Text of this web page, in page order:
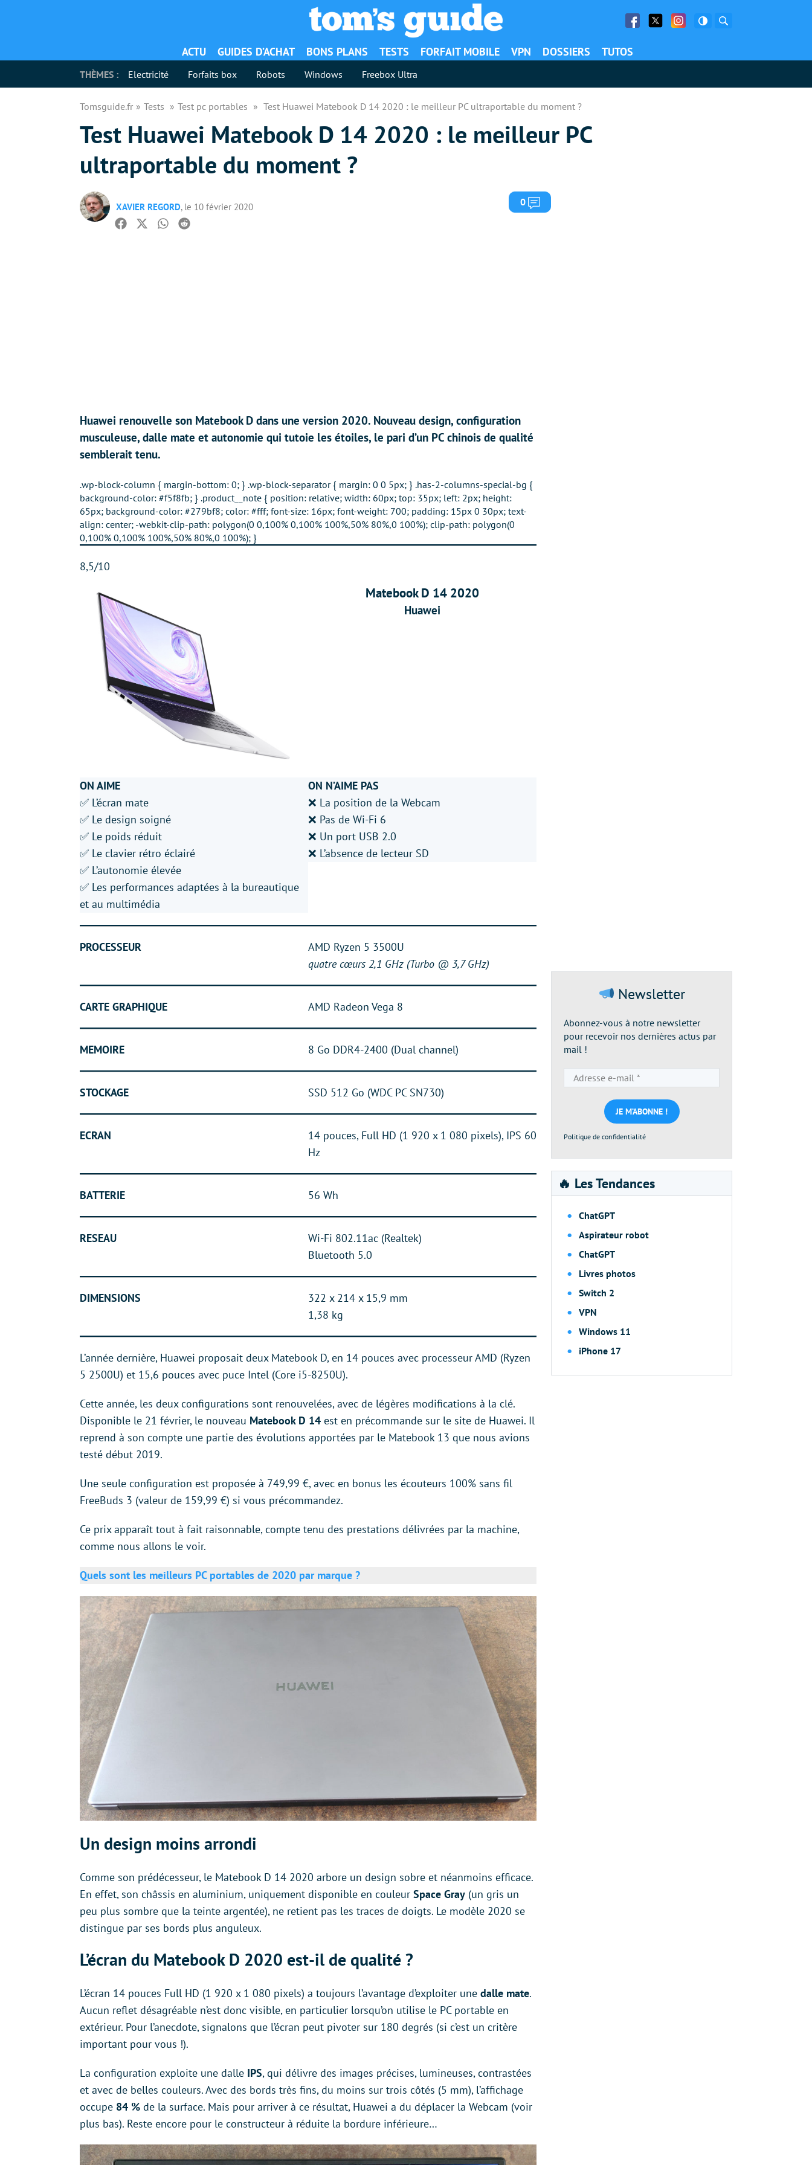
Facebook
Twitter Facebook
ACTU GUIDES D’ACHAT BONS PLANS TESTS FORFAIT MOBILE VPN DOSSIERS TUTOS
THÈMES : Electricité Forfaits box Robots Windows Freebox Ultra
Tomsguide.fr Tests Test pc portables Test Huawei Matebook D 14 2020 : le meilleur PC ultraportable du moment ?
Test Huawei Matebook D 14 2020 : le meilleur PC
ultraportable du moment ?
XAVIER REGORD, le 10 février 2020 0 Commentaires
Facebook
TwitterWhatsapp
Reddit
Huawei renouvelle son Matebook D dans une version 2020. Nouveau design, configuration
musculeuse, dalle mate et autonomie qui tutoie les étoiles, le pari d’un PC chinois de qualité
semblerait tenu.
.wp-block-column { margin-bottom: 0; } .wp-block-separator { margin: 0 0 5px; } .has-2-columns-special-bg {
background-color: #f5f8fb; } .product__note { position: relative; width: 60px; top: 35px; left: 2px; height:
65px; background-color: #279bf8; color: #fff; font-size: 16px; font-weight: 700; padding: 15px 0 30px; text-
align: center; -webkit-clip-path: polygon(0 0,100% 0,100% 100%,50% 80%,0 100%); clip-path: polygon(0
0,100% 0,100% 100%,50% 80%,0 100%); }
8,5/10
Matebook D 14 2020
Huawei
ON AIME
✅ L’écran mate
✅ Le design soigné
✅ Le poids réduit
✅ Le clavier rétro éclairé
✅ L’autonomie élevée
✅ Les performances adaptées à la bureautique
et au multimédia
ON N’AIME PAS
❌ La position de la Webcam
❌ Pas de Wi-Fi 6
❌ Un port USB 2.0
❌ L’absence de lecteur SD
PROCESSEUR
AMD Ryzen 5 3500U
quatre cœurs 2,1 GHz (Turbo @ 3,7 GHz)
CARTE GRAPHIQUE AMD Radeon Vega 8
MEMOIRE 8 Go DDR4-2400 (Dual channel)
STOCKAGE SSD 512 Go (WDC PC SN730)
ECRAN
14 pouces, Full HD (1 920 x 1 080 pixels), IPS 60
Hz
BATTERIE 56 Wh
RESEAU
Wi-Fi 802.11ac (Realtek)
Bluetooth 5.0
DIMENSIONS
322 x 214 x 15,9 mm
1,38 kg
L’année dernière, Huawei proposait deux Matebook D, en 14 pouces avec processeur AMD (Ryzen
5 2500U) et 15,6 pouces avec puce Intel (Core i5-8250U).
Cette année, les deux configurations sont renouvelées, avec de légères modifications à la clé.
Disponible le 21 février, le nouveau Matebook D 14 est en précommande sur le site de Huawei. Il
reprend à son compte une partie des évolutions apportées par le Matebook 13 que nous avions
testé début 2019.
Une seule configuration est proposée à 749,99 €, avec en bonus les écouteurs 100% sans fil
FreeBuds 3 (valeur de 159,99 €) si vous précommandez.
Ce prix apparaît tout à fait raisonnable, compte tenu des prestations délivrées par la machine,
comme nous allons le voir.
Quels sont les meilleurs PC portables de 2020 par marque ?
Un design moins arrondi
Comme son prédécesseur, le Matebook D 14 2020 arbore un design sobre et néanmoins efficace.
En effet, son châssis en aluminium, uniquement disponible en couleur Space Gray (un gris un
peu plus sombre que la teinte argentée), ne retient pas les traces de doigts. Le modèle 2020 se
distingue par ses bords plus anguleux.
L’écran du Matebook D 2020 est-il de qualité ?
L’écran 14 pouces Full HD (1 920 x 1 080 pixels) a toujours l’avantage d’exploiter une dalle mate.
Aucun reflet désagréable n’est donc visible, en particulier lorsqu’on utilise le PC portable en
extérieur. Pour l’anecdote, signalons que l’écran peut pivoter sur 180 degrés (si c’est un critère
important pour vous !).
La configuration exploite une dalle IPS, qui délivre des images précises, lumineuses, contrastées
et avec de belles couleurs. Avec des bords très fins, du moins sur trois côtés (5 mm), l’affichage
occupe 84 % de la surface. Mais pour arriver à ce résultat, Huawei a du déplacer la Webcam (voir
plus bas). Reste encore pour le constructeur à réduite la bordure inférieure…
Newsletter
Abonnez-vous à notre newsletter
pour recevoir nos dernières actus par
mail !
e-
mail
*
Politique de confidentialité
🔥 Les Tendances
ChatGPT
Aspirateur robot
ChatGPT
Livres photos
Switch 2
VPN
Windows 11
iPhone 17